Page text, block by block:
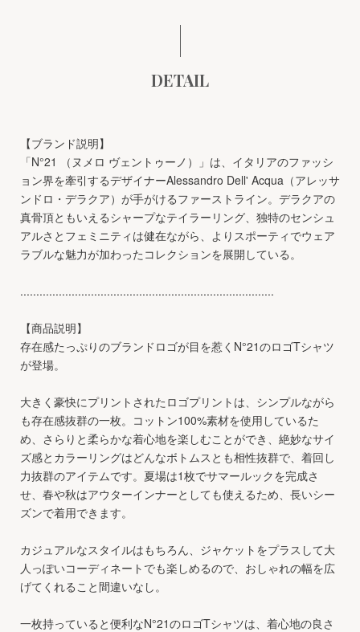
DETAIL
【ブランド説明】
「N°21 （ヌメロ ヴェントゥーノ）」は、イタリアのファッシ
ョン界を牽引するデザイナーAlessandro Dell' Acqua（アレッサ
ンドロ・デラクア）が手がけるファーストライン。デラクアの
真骨頂ともいえるシャープなテイラーリング、独特のセンシュ
アルさとフェミニティは健在ながら、よりスポーティでウェア
ラブルな魅力が加わったコレクションを展開している。
...............................................................................
【商品説明】
存在感たっぷりのブランドロゴが目を惹くN°21のロゴTシャツ
が登場。
大きく豪快にプリントされたロゴプリントは、シンプルながら
も存在感抜群の一枚。コットン100%素材を使用しているた
め、さらりと柔らかな着心地を楽しむことができ、絶妙なサイ
ズ感とカラーリングはどんなボトムスとも相性抜群で、着回し
力抜群のアイテムです。夏場は1枚でサマールックを完成さ
せ、春や秋はアウターインナーとしても使えるため、長いシー
ズンで着用できます。
カジュアルなスタイルはもちろん、ジャケットをプラスして大
人っぽいコーディネートでも楽しめるので、おしゃれの幅を広
げてくれること間違いなし。
一枚持っていると便利なN°21のロゴTシャツは、着心地の良さ